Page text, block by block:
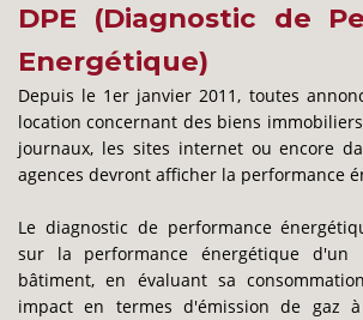
DPE (Diagnostic de
Energétique)
Depuis le 1er janvier 2011, toutes
location concernant des biens
journaux, les sites internet ou encore
agences devront afficher la performance
Le diagnostic de performance
sur la performance énergétique d'un
bâtiment, en évaluant sa
impact en termes d'émission de gaz